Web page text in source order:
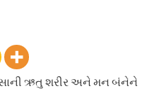
ઋતુ શરીર અને મન બંનેને